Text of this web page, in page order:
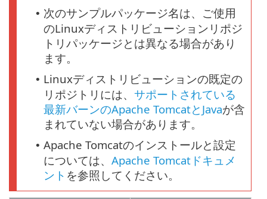
• 次のサンプルパッケージ名は、ご使用
のLinuxディストリビューションリポジ
トリパッケージとは異なる場合があり
ます。
• Linuxディストリビューションの既定の
リポジトリには、 サポートされている
最新バーンのApache TomcatとJavaが含
まれていない場合があります。
• Apache Tomcatのインストールと設定
については、 Apache Tomcatドキュメ
ント を参照してください。